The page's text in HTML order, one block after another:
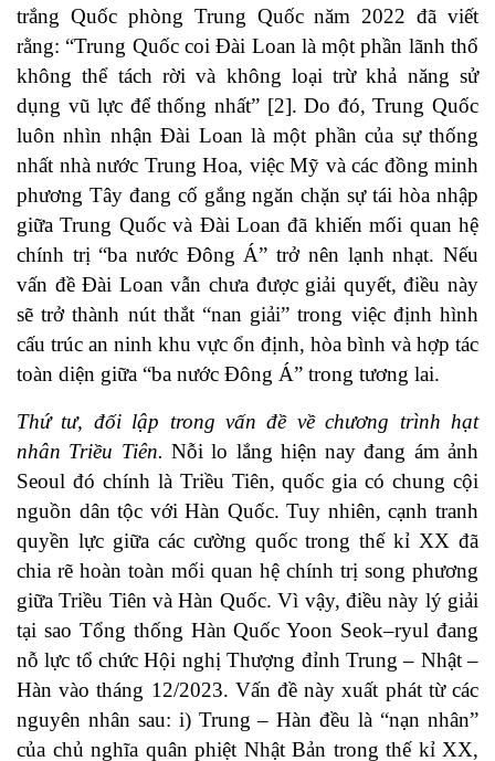
trắng Quốc phòng Trung Quốc năm 2022 đã viết
rằng: “Trung Quốc coi Đài Loan là một phần lãnh thổ
không thể tách rời và không loại trừ khả năng sử
dụng vũ lực để thống nhất” [2]. Do đó, Trung Quốc
luôn nhìn nhận Đài Loan là một phần của sự thống
nhất nhà nước Trung Hoa, việc Mỹ và các đồng minh
phương Tây đang cố gắng ngăn chặn sự tái hòa nhập
giữa Trung Quốc và Đài Loan đã khiến mối quan hệ
chính trị “ba nước Đông Á” trở nên lạnh nhạt. Nếu
vấn đề Đài Loan vẫn chưa được giải quyết, điều này
sẽ trở thành nút thắt “nan giải” trong việc định hình
cấu trúc an ninh khu vực ổn định, hòa bình và hợp tác
toàn diện giữa “ba nước Đông Á” trong tương lai.
Thứ tư, đối lập trong vấn đề về chương trình hạt
nhân Triều Tiên. Nỗi lo lắng hiện nay đang ám ảnh
Seoul đó chính là Triều Tiên, quốc gia có chung cội
nguồn dân tộc với Hàn Quốc. Tuy nhiên, cạnh tranh
quyền lực giữa các cường quốc trong thế kỉ XX đã
chia rẽ hoàn toàn mối quan hệ chính trị song phương
giữa Triều Tiên và Hàn Quốc. Vì vậy, điều này lý giải
tại sao Tổng thống Hàn Quốc Yoon Seok–ryul đang
nỗ lực tổ chức Hội nghị Thượng đỉnh Trung – Nhật –
Hàn vào tháng 12/2023. Vấn đề này xuất phát từ các
nguyên nhân sau: i) Trung – Hàn đều là “nạn nhân”
của chủ nghĩa quân phiệt Nhật Bản trong thế kỉ XX,